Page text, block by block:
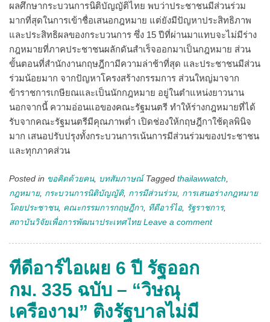
ผลศึกษากระบวนการนิติบัญญัติไทย พบว่าประชาชนมีส่วนร่วม
มากที่สุดในการเข้าชื่อเสนอกฎหมาย แต่ยังมีปัญหาประสิทธิภาพ
และประสิทธิผลของกระบวนการ ซึ่ง 15 ปีที่ผ่านมาแทบจะไม่มีร่าง
กฎหมายที่ภาคประชาชนผลักดันสำเร็จออกมาเป็นกฎหมาย ส่วน
ขั้นตอนที่สำนักงานกฤษฎีกามีความล่าช้าที่สุด และประชาชนมีส่วน
ร่วมน้อยมาก จากปัญหาโครงสร้างกรรมการ ส่วนใหญ่มาจาก
ข้าราชการเกษียณและเป็นนักกฎหมาย อยู่ในตำแหน่งยาวนาน
นอกจากนี้ ความอ่อนแอของคณะรัฐมนตรี ทำให้ร่างกฎหมายที่ได้
รับจากคณะรัฐมนตรีมีคุณภาพต่ำ เปิดช่องให้กฤษฎีกาใช้ดุลพินิจ
มาก เสนอปรับปรุงทั้งกระบวนการเน้นการมีส่วนร่วมของประชาชน
และทุกภาคส่วน
Posted in ขอคิดด้วยคน, บทสัมภาษณ์ Tagged thailawwatch
กฎหมาย, กระบวนการนิติบัญญัติ, การมีส่วนร่วม, การเสนอร่างกฎหมาย
โดยประชาชน, คณะกรรมการกฤษฎีกา ทีดีอาร์ไอ, รัฐราชการ,
สถาบันวิจัยเพื่อการพัฒนาประเทศไทย Leave a comment
ทีดีอาร์ไอเผย 6 ปี รัฐออก
กม. 335 ฉบับ – “วิษณุ
เครืองาม” ติงรัฐบาลไม่มี